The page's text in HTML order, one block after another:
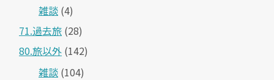
雑談 (4)
71.過去旅 (28)
80.旅以外 (142)
雑談 (104)